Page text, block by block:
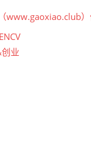
www.gaoxiao.club
业